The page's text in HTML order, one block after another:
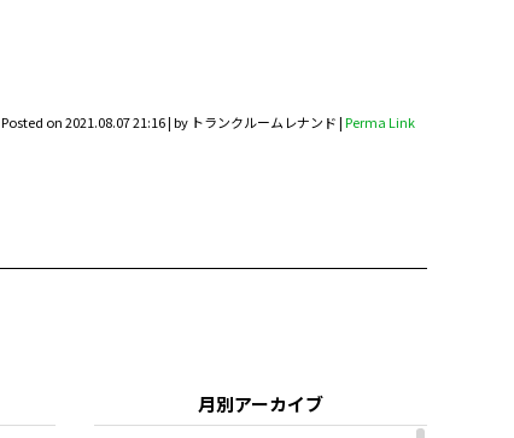
Posted on2021.08.07 21:16|by トランクルームレナンド|Perma Link
月別アーカイブ